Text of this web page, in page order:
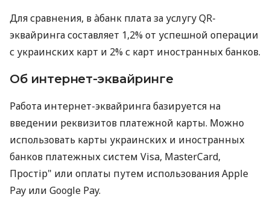
Для сравнения, в àбанк плата за услугу QR-
эквайринга составляет 1,2% от успешной операции
с украинских карт и 2% с карт иностранных банков.
Об интернет-эквайринге
Работа интернет-эквайринга базируется на
введении реквизитов платежной карты. Можно
использовать карты украинских и иностранных
банков платежных систем Visa, MasterCard,
Простір" или оплаты путем использования Apple
Pay или Google Pay.